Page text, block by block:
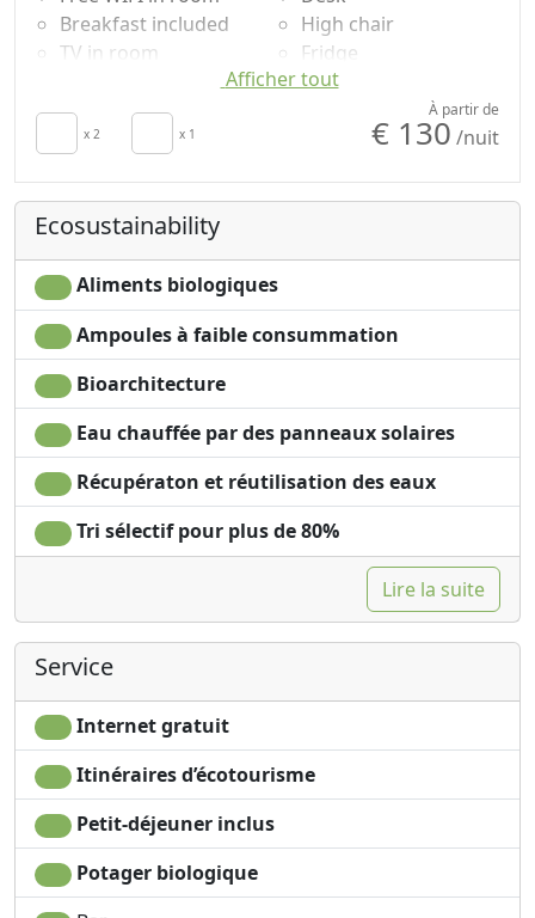
Breakfast included
TV in room
Mini-bar disponible
sur demande pour
l'énergie
Sèche-cheveux
Towels
Cupboard or
Wardrobe
High chair
Fridge
Coffee machine
Shampooing sans
doses uniques
Garden view
Own entrance
Afficher tout
x 2 x 1
À partir de
€ 130 /nuit
Ecosustainability
Aliments biologiques
Ampoules à faible consummation
Bioarchitecture
Eau chauffée par des panneaux solaires
Récupératon et réutilisation des eaux
Tri sélectif pour plus de 80%
Lire la suite
Service
Internet gratuit
Itinéraires d’écotourisme
Petit-déjeuner inclus
Potager biologique